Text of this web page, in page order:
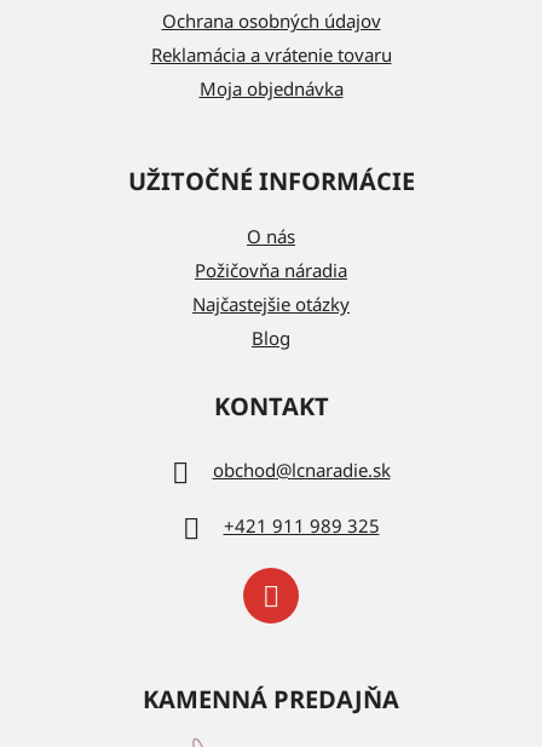
Ochrana osobných údajov
Reklamácia a vrátenie tovaru
Moja objednávka
UŽITOČNÉ INFORMÁCIE
O nás
Požičovňa náradia
Najčastejšie otázky
Blog
KONTAKT
obchod@lcnaradie.sk
+421 911 989 325
KAMENNÁ PREDAJŇA